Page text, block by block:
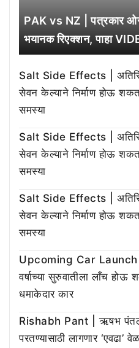
PAK vs NZ | पत्रकार
भयानक रिएक्शन, पाहा
Salt Side Effects |
सेवन केल्याने निर्माण होऊ
समस्या
Salt Side Effects |
सेवन केल्याने निर्माण होऊ
समस्या
Salt Side Effects |
सेवन केल्याने निर्माण होऊ
समस्या
Upcoming Car Launch
वर्षाच्या सुरुवातीला लाँच होऊ
धमाकेदार कार
Rishabh Pant | ऋषभ
परतण्यासाठी लागणार ‘एवढा’